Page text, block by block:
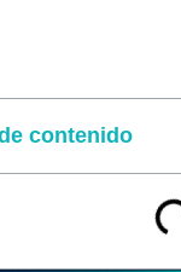
contenido